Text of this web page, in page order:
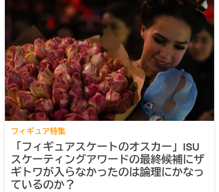
フィギュア特集
「フィギュアスケートのオスカー」ISU
スケーティングアワードの最終候補にザ
ギトワが入らなかったのは論理にかなっ
ているのか？